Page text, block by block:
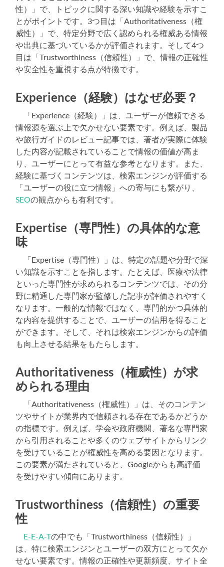
性）」で、トピックに関する深い知識や経験を示すこ
とがポイントです。3つ目は「Authoritativeness（権
威性）」で、特定分野で広く認められる権威ある情報
や出典に基づいているかが評価されます。そして4つ
目は「Trustworthiness（信頼性）」で、情報の正確性
や安全性を重視する点が特徴です。
Experience（経験）はなぜ必要？
「Experience（経験）」は、ユーザーが信頼できる
情報源を選ぶ上で欠かせない要素です。例えば、製品
や旅行ガイドのレビュー記事では、著者が実際に体験
した内容が記載されていることで情報の価値が高ま
り、ユーザーにとって有益な参考となります。また、
経験に基づくコンテンツは、検索エンジンが評価する
「ユーザーの役に立つ情報」への寄与にも繋がり、
SEOの観点からも有利です。
Expertise（専門性）の具体的な意
味
「Expertise（専門性）」は、特定の話題や分野で深
い知識を示すことを指します。たとえば、医療や法律
といった専門性が求められるコンテンツでは、その分
野に精通した専門家が監修した記事が評価されやすく
なります。一般的な情報ではなく、専門的かつ具体的
な内容を提供することで、ユーザーの信用を得ること
ができます。そして、それは検索エンジンからの評価
も向上させる結果をもたらします。
Authoritativeness（権威性）が求
められる理由
「Authoritativeness（権威性）」は、そのコンテン
ツやサイトが業界内で信頼される存在であるかどうか
の指標です。例えば、学会や政府機関、著名な専門家
から引用されることや多くのウェブサイトからリンク
を受けていることが権威性を高める要因となります。
この要素が満たされていると、Googleからも高評価
を受けやすい傾向にあります。
Trustworthiness（信頼性）の重要
性
E-E-A-Tの中でも「Trustworthiness（信頼性）」
は、特に検索エンジンとユーザーの双方にとって欠か
せない要素です。情報の正確性や更新頻度、サイト全